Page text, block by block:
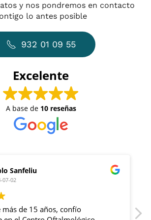
y nos pondremos en contacto
lo antes posible
932 01 09 55
Excelente
A base de 10 reseñas
Sanfeliu
02
de 15 años, confío